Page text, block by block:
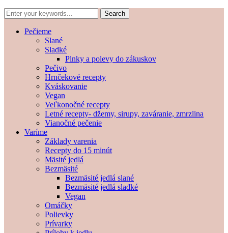
Pečieme
Slané
Sladké
Plnky a polevy do zákuskov
Pečivo
Hrnčekové recepty
Kváskovanie
Vegan
Veľkonočné recepty
Letné recepty- džemy, sirupy, zaváranie, zmrzlina
Vianočné pečenie
Varíme
Základy varenia
Recepty do 15 minút
Mäsité jedlá
Bezmäsité
Bezmäsité jedlá slané
Bezmäsité jedlá sladké
Vegan
Omáčky
Polievky
Prívarky